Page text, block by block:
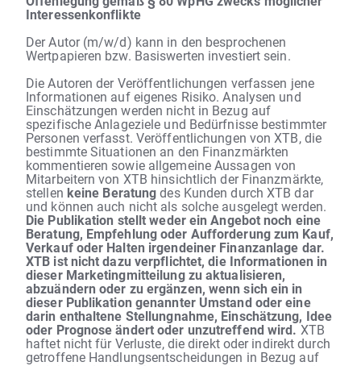
Interessenkonflikte
Der Autor (m/w/d) kann in den besprochenen
Wertpapieren bzw. Basiswerten investiert sein.
Die Autoren der Veröffentlichungen verfassen jene
Informationen auf eigenes Risiko. Analysen und
Einschätzungen werden nicht in Bezug auf
spezifische Anlageziele und Bedürfnisse bestimmter
Personen verfasst. Veröffentlichungen von XTB, die
bestimmte Situationen an den Finanzmärkten
kommentieren sowie allgemeine Aussagen von
Mitarbeitern von XTB hinsichtlich der Finanzmärkte,
stellen keine Beratungdes Kunden durch XTB dar
und können auch nicht als solche ausgelegt werden.
Die Publikation stellt weder ein Angebot noch eine
Beratung, Empfehlung oder Aufforderung zum Kauf,
Verkauf oder Halten irgendeiner Finanzanlage dar.
XTB ist nicht dazu verpflichtet, die Informationen in
dieser Marketingmitteilung zu aktualisieren,
abzuändern oder zu ergänzen, wenn sich ein in
dieser Publikation genannter Umstand oder eine
darin enthaltene Stellungnahme, Einschätzung, Idee
oder Prognose ändert oder unzutreffend wird. XTB
haftet nicht für Verluste, die direkt oder indirekt durch
getroffene Handlungsentscheidungen in Bezug auf